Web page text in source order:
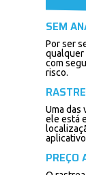
SEM
Por ser
qualquer
com
risco.
Uma das
ele está
PREÇO